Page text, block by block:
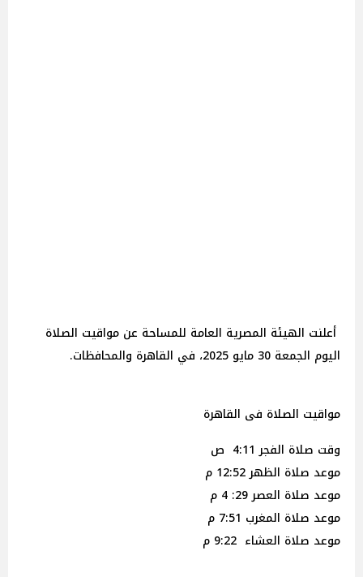
أعلنت الهيئة المصرية العامة للمساحة عن مواقيت الصلاة
اليوم الجمعة 30 مايو 2025، في القاهرة والمحافظات.
مواقيت الصلاة فى القاهرة
وقت صلاة الفجر 4:11 ص
موعد صلاة الظهر 12:52 م
موعد صلاة العصر 29: 4 م
موعد صلاة المغرب 7:51 م
موعد صلاة العشاء 9:22 م